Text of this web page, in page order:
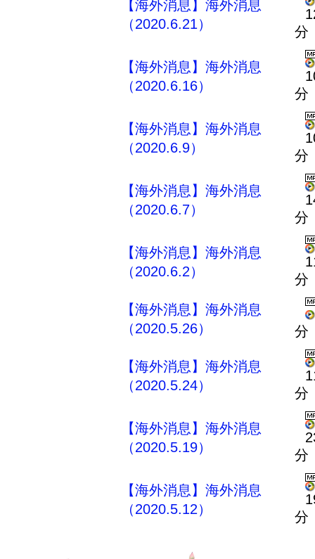
【海外消息】海外消息
（2020.6.21）
分
【海外消息】海外消息
（2020.6.16）
分
【海外消息】海外消息
（2020.6.9）
分
【海外消息】海外消息
（2020.6.7）
分
【海外消息】海外消息
（2020.6.2）
分
【海外消息】海外消息
（2020.5.26）
分
【海外消息】海外消息
（2020.5.24）
分
【海外消息】海外消息
（2020.5.19）
分
【海外消息】海外消息
（2020.5.12）
分